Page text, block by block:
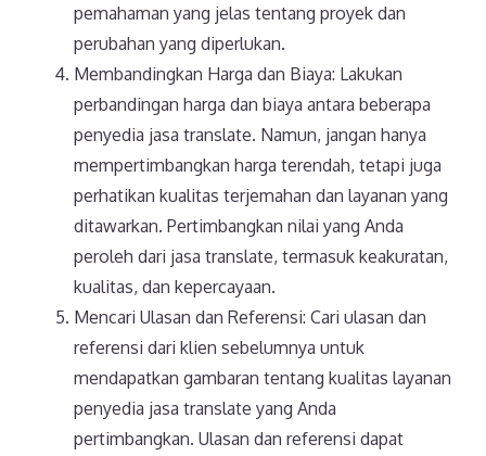
pemahaman yang jelas tentang proyek dan
perubahan yang diperlukan.
Membandingkan Harga dan Biaya: Lakukan
perbandingan harga dan biaya antara beberapa
penyedia jasa translate. Namun, jangan hanya
mempertimbangkan harga terendah, tetapi juga
perhatikan kualitas terjemahan dan layanan yang
ditawarkan. Pertimbangkan nilai yang Anda
peroleh dari jasa translate, termasuk keakuratan,
kualitas, dan kepercayaan.
Mencari Ulasan dan Referensi: Cari ulasan dan
referensi dari klien sebelumnya untuk
mendapatkan gambaran tentang kualitas layanan
penyedia jasa translate yang Anda
pertimbangkan. Ulasan dan referensi dapat